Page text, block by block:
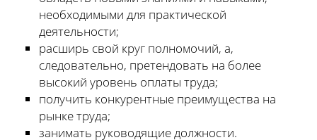
необходимыми для практической
деятельности;
расширь свой круг полномочий, а,
следовательно, претендовать на более
высокий уровень оплаты труда;
получить конкурентные преимущества на
рынке труда;
занимать руководящие должности.